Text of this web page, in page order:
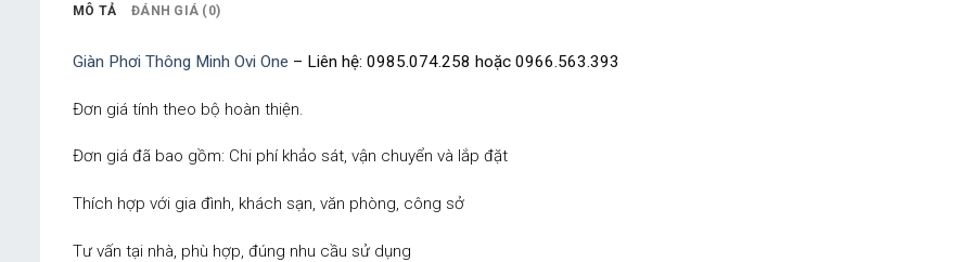
MÔ TẢ ĐÁNH GIÁ (0)
Giàn Phơi Thông Minh Ovi One – Liên hệ: 0985.074.258 hoặc 0966.563.393
Đơn giá tính theo bộ hoàn thiện.
Đơn giá đã bao gồm: Chi phí khảo sát, vận chuyển và lắp đặt
Thích hợp với gia đình, khách sạn, văn phòng, công sở
Tư vấn tại nhà, phù hợp, đúng nhu cầu sử dụng